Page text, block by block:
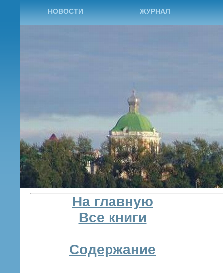
НОВОСТИ ЖУРНАЛ
На главную
Все книги
Содержание